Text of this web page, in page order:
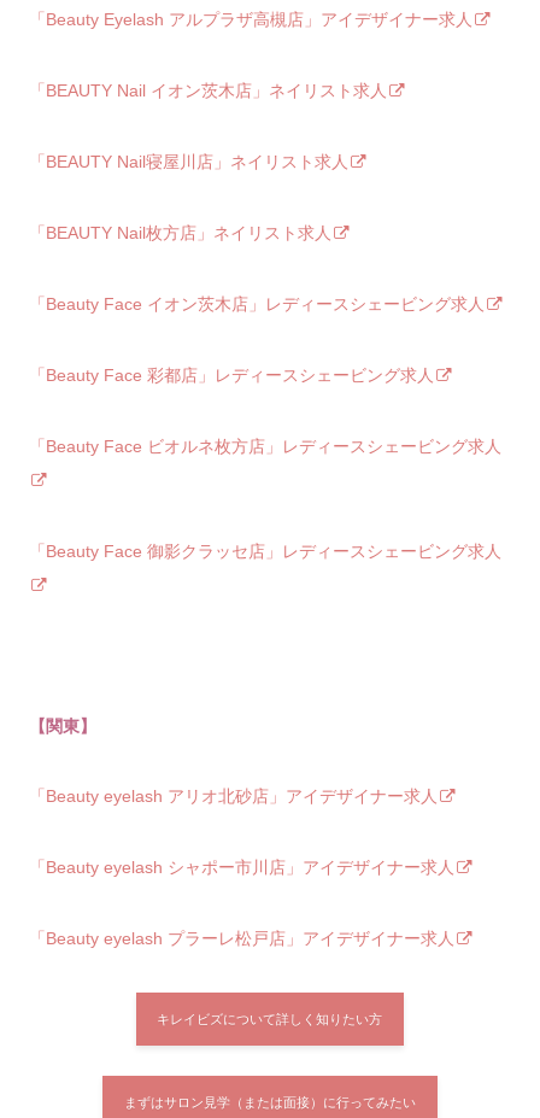
「Beauty Eyelash アルプラザ高槻店」アイデザイナー求人
「BEAUTY Nail イオン茨木店」ネイリスト求人
「BEAUTY Nail寝屋川店」ネイリスト求人
「BEAUTY Nail枚方店」ネイリスト求人
「Beauty Face イオン茨木店」レディースシェービング求人
「Beauty Face 彩都店」レディースシェービング求人
「Beauty Face ビオルネ枚方店」レディースシェービング求人
「Beauty Face 御影クラッセ店」レディースシェービング求人
【関東】
「Beauty eyelash アリオ北砂店」アイデザイナー求人
「Beauty eyelash シャポー市川店」アイデザイナー求人
「Beauty eyelash プラーレ松戸店」アイデザイナー求人
キレイビズについて詳しく知りたい方
まずはサロン見学（または面接）に行ってみたい